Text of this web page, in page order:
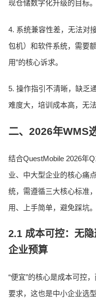
现仓储数字化升级的目标。
4. 系统兼容性差，无法对
包机）和软件系统，需要
用”的核心诉求。
5. 操作指引不清晰，缺乏
难度大，培训成本高，无
二、2026年WMS
结合QuestMobile 2026年
业、中大型企业的核心痛
统，需遵循三大核心标准
用、上手简单，避免踩坑。
2.1 成本可控：无
企业预算
“便宜”的核心是成本可控
要求，这也是中小企业选